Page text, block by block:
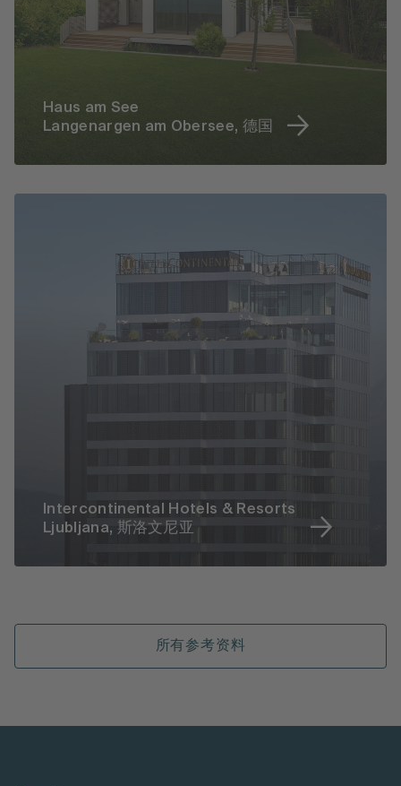
Haus am See
Langenargen am Obersee, 德国
Intercontinental Hotels & Resorts
Ljubljana, 斯洛文尼亚
所有参考资料